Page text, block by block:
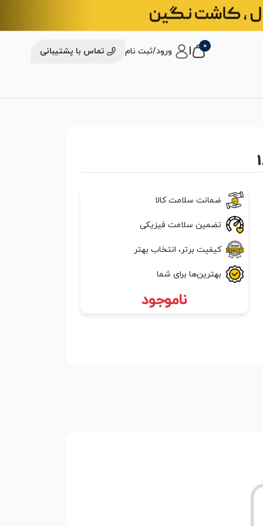
0 ورود/ثبت نام تماس با پشتیبانی
ضمانت سلامت کالا
تضمین سلامت فیزیکی
کیفیت برتر، انتخاب بهتر
بهترین‌ها برای شما
ناموجود